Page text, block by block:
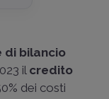
di bilancio
il credito
dei costi